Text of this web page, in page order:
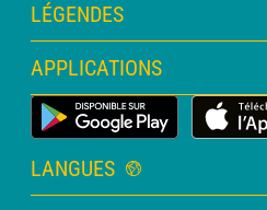
Abonnement METEO Xpert
Abonnement METEO PRO
Consultation avec un prévisionniste
Bulletin PRO
LÉGENDES
Légende des cartes
Légende des pictogrammes
Glossaire
APPLICATIONS
Application Météo Terrestre
LANGUES